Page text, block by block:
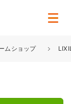
ムショップ